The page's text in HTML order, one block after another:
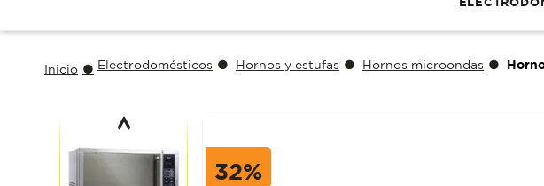
Electrodomésticos Hornos y estufas Hornos microondas
32%
televisores